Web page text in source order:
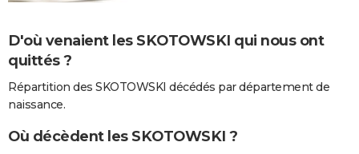
D'où venaient les SKOTOWSKI qui nous ont
quittés ?
Répartition des SKOTOWSKI décédés par département de
naissance.
Où décèdent les SKOTOWSKI ?